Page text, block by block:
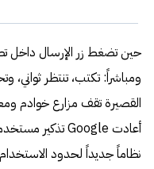
حين تضغط زر الإرسال داخل
ومباشراً: تكتب، تنتظر
القصيرة تقف مزارع خوادم
نظاماً جديداً لحدود